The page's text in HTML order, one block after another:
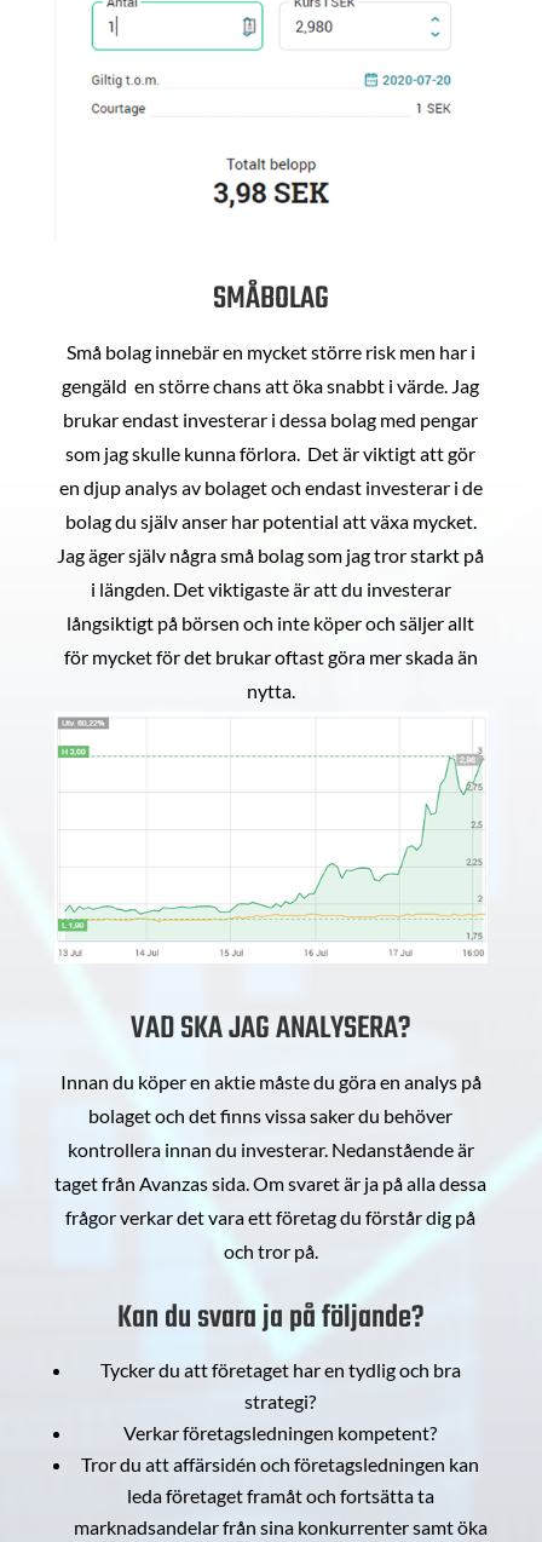
SMÅBOLAG
Små bolag innebär en mycket större risk men har i
gengäld en större chans att öka snabbt i värde. Jag
brukar endast investerar i dessa bolag med pengar
som jag skulle kunna förlora. Det är viktigt att gör
en djup analys av bolaget och endast investerar i de
bolag du själv anser har potential att växa mycket.
Jag äger själv några små bolag som jag tror starkt på
i längden. Det viktigaste är att du investerar
långsiktigt på börsen och inte köper och säljer allt
för mycket för det brukar oftast göra mer skada än
nytta.
VAD SKA JAG ANALYSERA?
Innan du köper en aktie måste du göra en analys på
bolaget och det finns vissa saker du behöver
kontrollera innan du investerar. Nedanstående är
taget från Avanzas sida. Om svaret är ja på alla dessa
frågor verkar det vara ett företag du förstår dig på
och tror på.
Kan du svara ja på följande?
Tycker du att företaget har en tydlig och bra
strategi?
Verkar företagsledningen kompetent?
Tror du att affärsidén och företagsledningen kan
leda företaget framåt och fortsätta ta
marknadsandelar från sina konkurrenter samt öka